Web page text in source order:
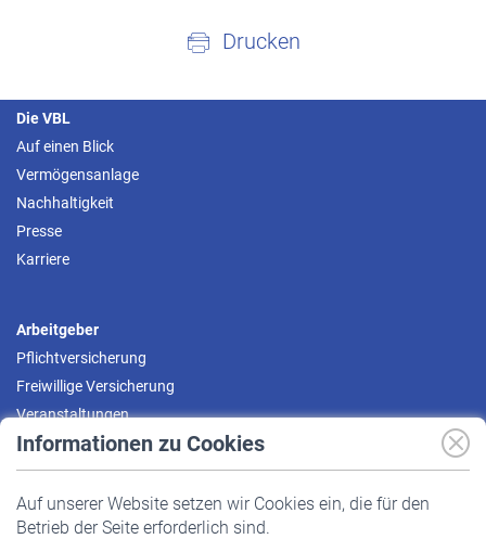
Informationen zu Cookies
Auf unserer Website setzen wir Cookies ein, die für den
Betrieb der Seite erforderlich sind.
Drucken
Die VBL
Auf einen Blick
Vermögensanlage
Nachhaltigkeit
Presse
Karriere
Arbeitgeber
Pflichtversicherung
Freiwillige Versicherung
Veranstaltungen
Pflichtversicherung